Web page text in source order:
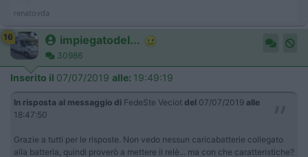
renatovda
16 impiegatodel...
30986
Inserito il 07/07/2019 alle: 19:49:19
In risposta al messaggio di FedeSte Veciot del 07/07/2019 alle
18:47:50
Grazie a tutti per le risposte. Non vedo nessun caricabatterie collegato
alla batteria, quindi proverò a mettere il relè... ma con che caratteristiche?